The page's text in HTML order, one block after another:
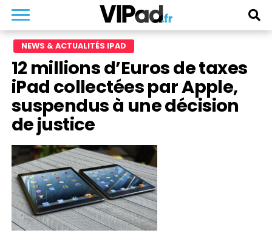
NEWS & ACTUALITÉS IPAD
12 millions d’Euros de taxes
iPad collectées par Apple,
suspendus à une décision
de justice